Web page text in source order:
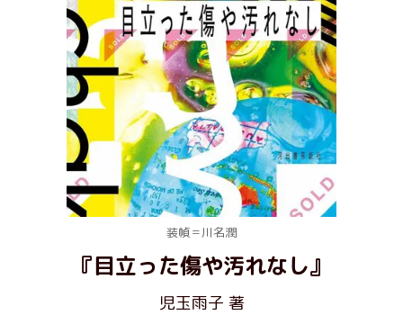
装幀＝川名潤
『目立った傷や汚れなし』
児玉雨子 著